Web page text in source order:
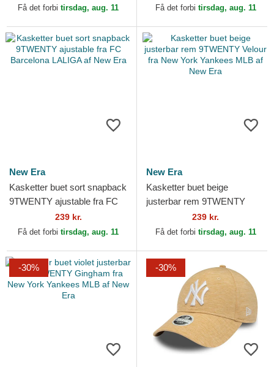
Angeles Dodgers MLB af
Få det forbi tirsdag, aug. 11 New Era
Få det forbi tirsdag, aug. 11
New Era
Kasketter buet sort snapback
9TWENTY ajustable fra FC
Barcelona LALIGA af New
Era
239 kr.
Få det forbi tirsdag, aug. 11
New Era
Kasketter buet beige
justerbar rem 9TWENTY
Velour fra New York Yankees
MLB af New Era
239 kr.
Få det forbi tirsdag, aug. 11
-30% -30%